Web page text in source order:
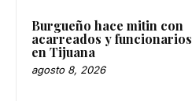
Burgueño hace mitin con
acarreados y funcionarios
en Tijuana
agosto 8, 2026